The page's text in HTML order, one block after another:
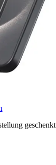
geschenkt